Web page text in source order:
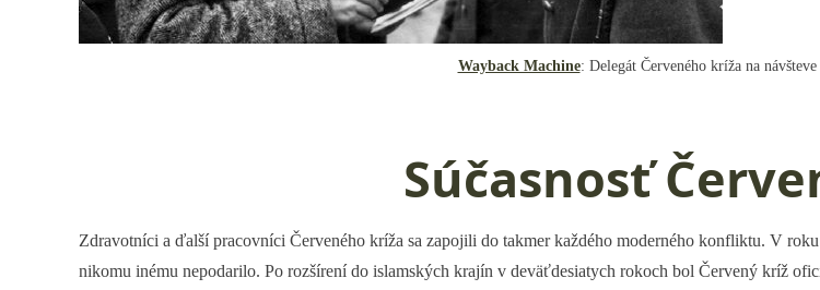
Wayback Machine: Delegát Červeného kríža na návšteve
Súčasnosť
Zdravotníci a ďalší pracovníci Červeného kríža sa zapojili do takmer každého moderného konfliktu. V
nikomu inému nepodarilo. Po rozšírení do islamských krajín v deväťdesiatych rokoch bol Červený kríž